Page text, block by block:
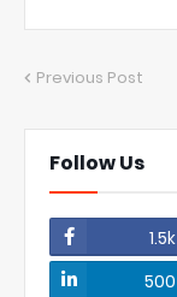
Previous Post
Follow Us
1.5k
500